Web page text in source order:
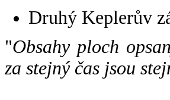
Druhý Keplerův
"Obsahy ploch
za stejný čas jsou